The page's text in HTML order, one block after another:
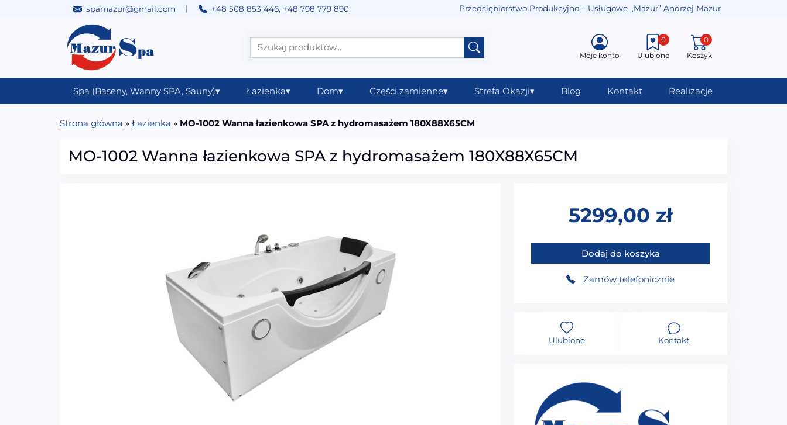
spamazur@gmail.com | +48 508 853 446, +48 798 779 890 Przedsiębiorstwo Produkcyjno – Usługowe ,,Mazur” Andrzej Mazur
Main Navigation Moje konto Ulubione
0
Koszyk
0
Spa (Baseny, Wanny SPA, Sauny)▾ Łazienka▾ Dom▾ Części zamienne▾ Strefa Okazji▾ Blog Kontakt Realizacje
Strona główna » Łazienka » MO-1002 Wanna łazienkowa SPA z hydromasażem 180X88X65CM
MO-1002 Wanna łazienkowa SPA z hydromasażem 180X88X65CM
5299,00 zł
ilość MO-1002 Wanna łazienkowa SPA z hydromasażem
Dodaj do koszyka
Zamów telefonicznie
Ulubione Kontakt